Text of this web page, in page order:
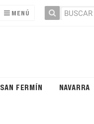
MENÚ
SAN FERMÍN NAVARRA